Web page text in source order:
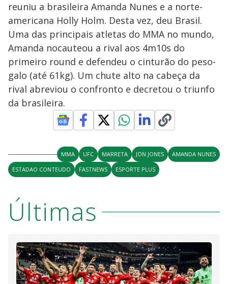
reuniu a brasileira Amanda Nunes e a norte-
americana Holly Holm. Desta vez, deu Brasil.
Uma das principais atletas do MMA no mundo,
Amanda nocauteou a rival aos 4m10s do
primeiro round e defendeu o cinturão do peso-
galo (até 61kg). Um chute alto na cabeça da
rival abreviou o confronto e decretou o triunfo
da brasileira.
MMA UFC MARRETA JON JONES
AMANDA NUNES
ESTADAO CONTEUDO
FASTNEWS ESPORTE PLUS
Últimas